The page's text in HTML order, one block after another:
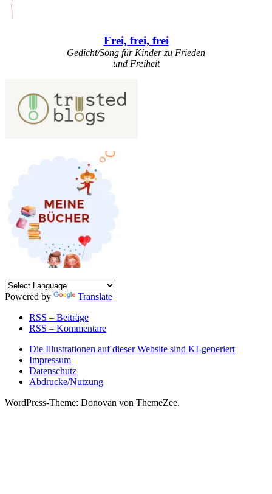
Frei, frei, frei
Gedicht/Song für Kinder zu Frieden
und Freiheit
Powered by
Translate
RSS – Beiträge
RSS – Kommentare
Die Illustrationen auf dieser Website sind KI-generiert
Impressum
Datenschutz
Abdrucke/Nutzung
WordPress-Theme: Donovan von ThemeZee.